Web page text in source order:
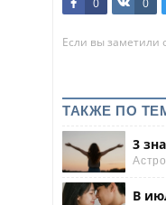
0 0
Если вы заметили
ТАКЖЕ ПО
3
В